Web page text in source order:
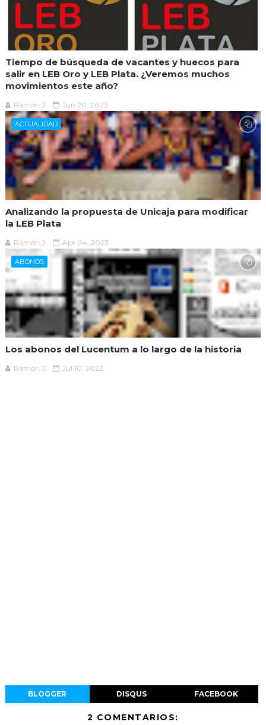
Tiempo de búsqueda de vacantes y huecos para
salir en LEB Oro y LEB Plata. ¿Veremos muchos
movimientos este año?
Ramón J. Jun 20, 2023
ACTUALIDAD
Analizando la propuesta de Unicaja para modificar
la LEB Plata
Ramón J. Apr 04, 2023
ABONOS
Los abonos del Lucentum a lo largo de la historia
Ramón J. Jul 10, 2022
BLOGGER DISQUS FACEBOOK
2 COMENTARIOS: